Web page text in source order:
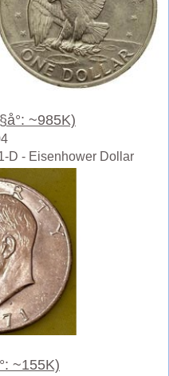
~985K)
D - Eisenhower Dollar
~155K)